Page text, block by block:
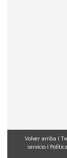
Volver arriba |
servicio|